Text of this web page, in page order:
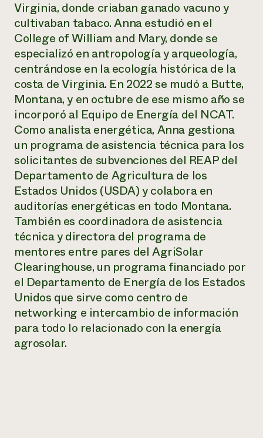
Informes anuales y financieros
Historias de impacto
Informe de
impacto 2024
LEER EL INFORME
Latinos en la agricultura
Sistemas alimentarios locales
Agricultura urbana
Las mujeres en la agricultura
Evento anual de reciclaje de productos electrónicos
Programa de descuentos de NorthWestern Energy
Servicios energéticos comerciales
Servicios energéticos residenciales
LIHEAP
Centro de intercambio de información AgriSolar
Blog
Podcasts
Publicaciones
Cursos cortos
Vídeos
Oportunidades de financiación
Noticias
Internship Hub
Buscar prácticas
Contratar a un becario
un
Llame a la
Asociaciones empresariales
Donar
Donaciones planificadas
Boletín
Consultas de los medios de comunicación
Todos
contribuyen a la
resiliencia de la
comunidad.
DONAR AHORA
Virginia, donde criaban ganado vacuno y
cultivaban tabaco. Anna estudió en el
College of William and Mary, donde se
especializó en antropología y arqueología,
centrándose en la ecología histórica de la
costa de Virginia. En 2022 se mudó a Butte,
Montana, y en octubre de ese mismo año se
incorporó al Equipo de Energía del NCAT.
Como analista energética, Anna gestiona
un programa de asistencia técnica para los
solicitantes de subvenciones del REAP del
Departamento de Agricultura de los
Estados Unidos (USDA) y colabora en
auditorías energéticas en todo Montana.
También es coordinadora de asistencia
técnica y directora del programa de
mentores entre pares del AgriSolar
Clearinghouse, un programa financiado por
el Departamento de Energía de los Estados
Unidos que sirve como centro de
networking e intercambio de información
para todo lo relacionado con la energía
agrosolar.